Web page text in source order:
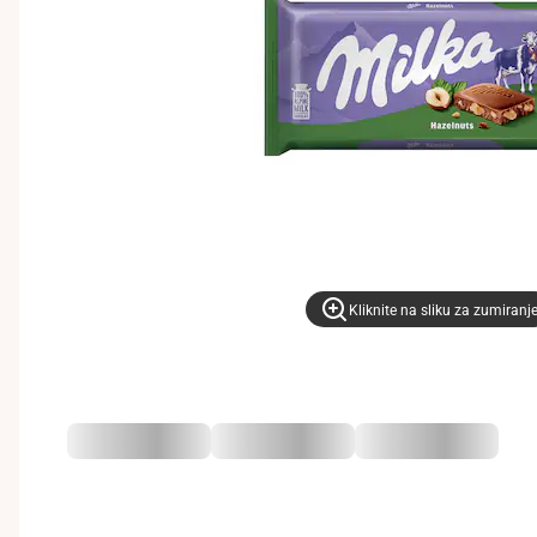
Kliknite na sliku za zumiranje